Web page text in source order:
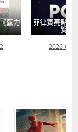
發博 童韻培育系列
2026-07-